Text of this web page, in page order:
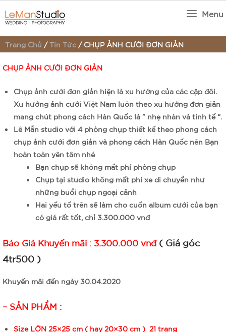
Menu
Trang Chủ / Tin Tức /CHỤP ẢNH CƯỚI ĐƠN GIẢN
CHỤP ẢNH CƯỚI ĐƠN GIẢN
Chụp ảnh cưới đơn giản hiện là xu hướng của các cặp đôi.
Xu hướng ảnh cưới Việt Nam luôn theo xu hướng đơn giản
mang chút phong cách Hàn Quốc là ” nhẹ nhàn và tinh tế “.
Lê Mẫn studio với 4 phòng chụp thiết kế theo phong cách
chụp ảnh cưới đơn giản và phong cách Hàn Quốc nên Bạn
hoàn toàn yên tâm nhé
Bạn chụp sẽ không mất phí phòng chụp
Chụp tại studio không mất phí xe di chuyển như
những buổi chụp ngoại cảnh
Hai yếu tố trên sẽ làm cho cuốn album cưới của bạn
có giá rất tốt, chỉ 3.300.000 vnđ
Báo Giá Khuyến mãi : 3.300.000 vnđ( Giá góc
4tr500 )
Khuyến mãi đến ngày 30.04.2020
– SẢN PHẨM :
Size LỚN 25×25 cm ( hay 20×30 cm ) 21 trang